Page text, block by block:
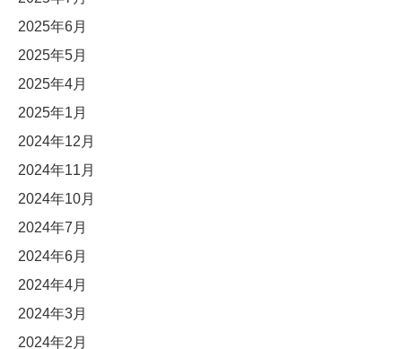
2025年6月
2025年5月
2025年4月
2025年1月
2024年12月
2024年11月
2024年10月
2024年7月
2024年6月
2024年4月
2024年3月
2024年2月